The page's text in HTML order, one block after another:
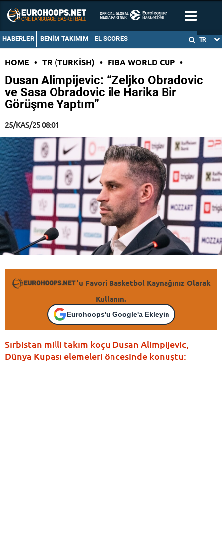
HABERLER BENIM TAKIMIM EL SCORES TR
HOME • TR (TURKISH) • FIBA WORLD CUP •
Dusan Alimpijevic: “Zeljko Obradovic
ve Sasa Obradovic ile Harika Bir
Görüşme Yaptım”
25/KAS/25 08:01
'u Favori Basketbol Kaynağınız Olarak
Kullanın.
Eurohoops'u Google'a Ekleyin
Sırbistan milli takım koçu Dusan Alimpijevic,
Dünya Kupası elemeleri öncesinde konuştu: